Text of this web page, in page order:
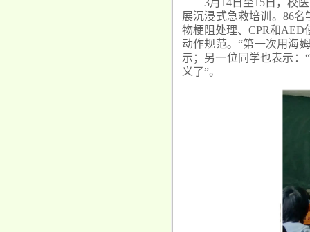
展沉浸式急救培训。86
物梗阻处理、CPR和AED
动作规范。“第一次用海
示；另一位同学也表示：
义了”。